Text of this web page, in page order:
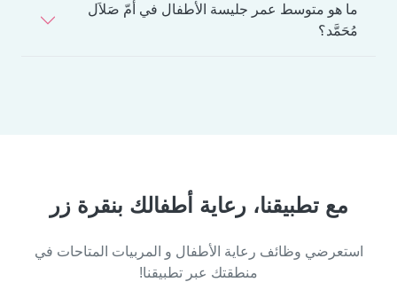
ما هو متوسط عمر جليسة الأطفال في أُمّ صَلاَل
مُحَمَّد؟
مع تطبيقنا، رعاية أطفالك بنقرة زر
استعرضي وظائف رعاية الأطفال و المربيات المتاحات في
منطقتك عبر تطبيقنا!